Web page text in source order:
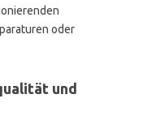
oder
und